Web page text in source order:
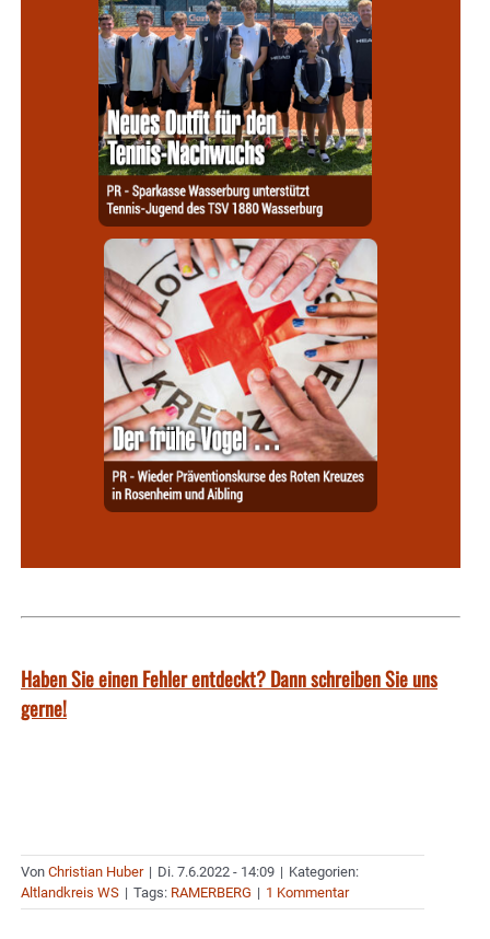
Haben Sie einen Fehler entdeckt? Dann schreiben Sie uns
gerne!
Von Christian Huber | Di. 7.6.2022 - 14:09 | Kategorien:
Altlandkreis WS | Tags: RAMERBERG | 1 Kommentar